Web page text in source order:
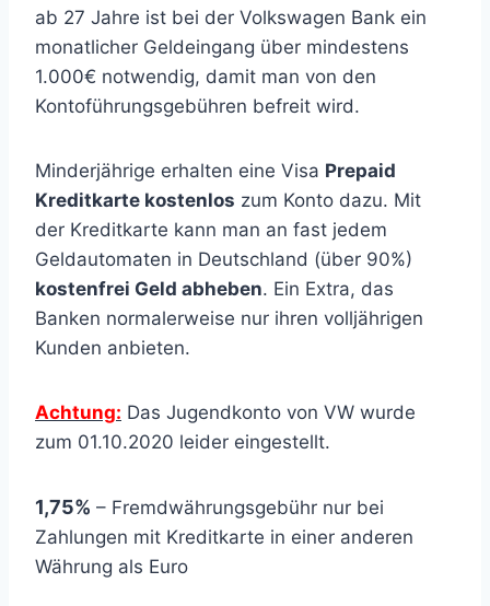
ab 27 Jahre ist bei der Volkswagen Bank ein
monatlicher Geldeingang über mindestens
1.000€ notwendig, damit man von den
Kontoführungsgebühren befreit wird.
Minderjährige erhalten eine Visa Prepaid
Kreditkarte kostenlos zum Konto dazu. Mit
der Kreditkarte kann man an fast jedem
Geldautomaten in Deutschland (über 90%)
kostenfrei Geld abheben. Ein Extra, das
Banken normalerweise nur ihren volljährigen
Kunden anbieten.
Achtung: Das Jugendkonto von VW wurde
zum 01.10.2020 leider eingestellt.
1,75% – Fremdwährungsgebühr nur bei
Zahlungen mit Kreditkarte in einer anderen
Währung als Euro